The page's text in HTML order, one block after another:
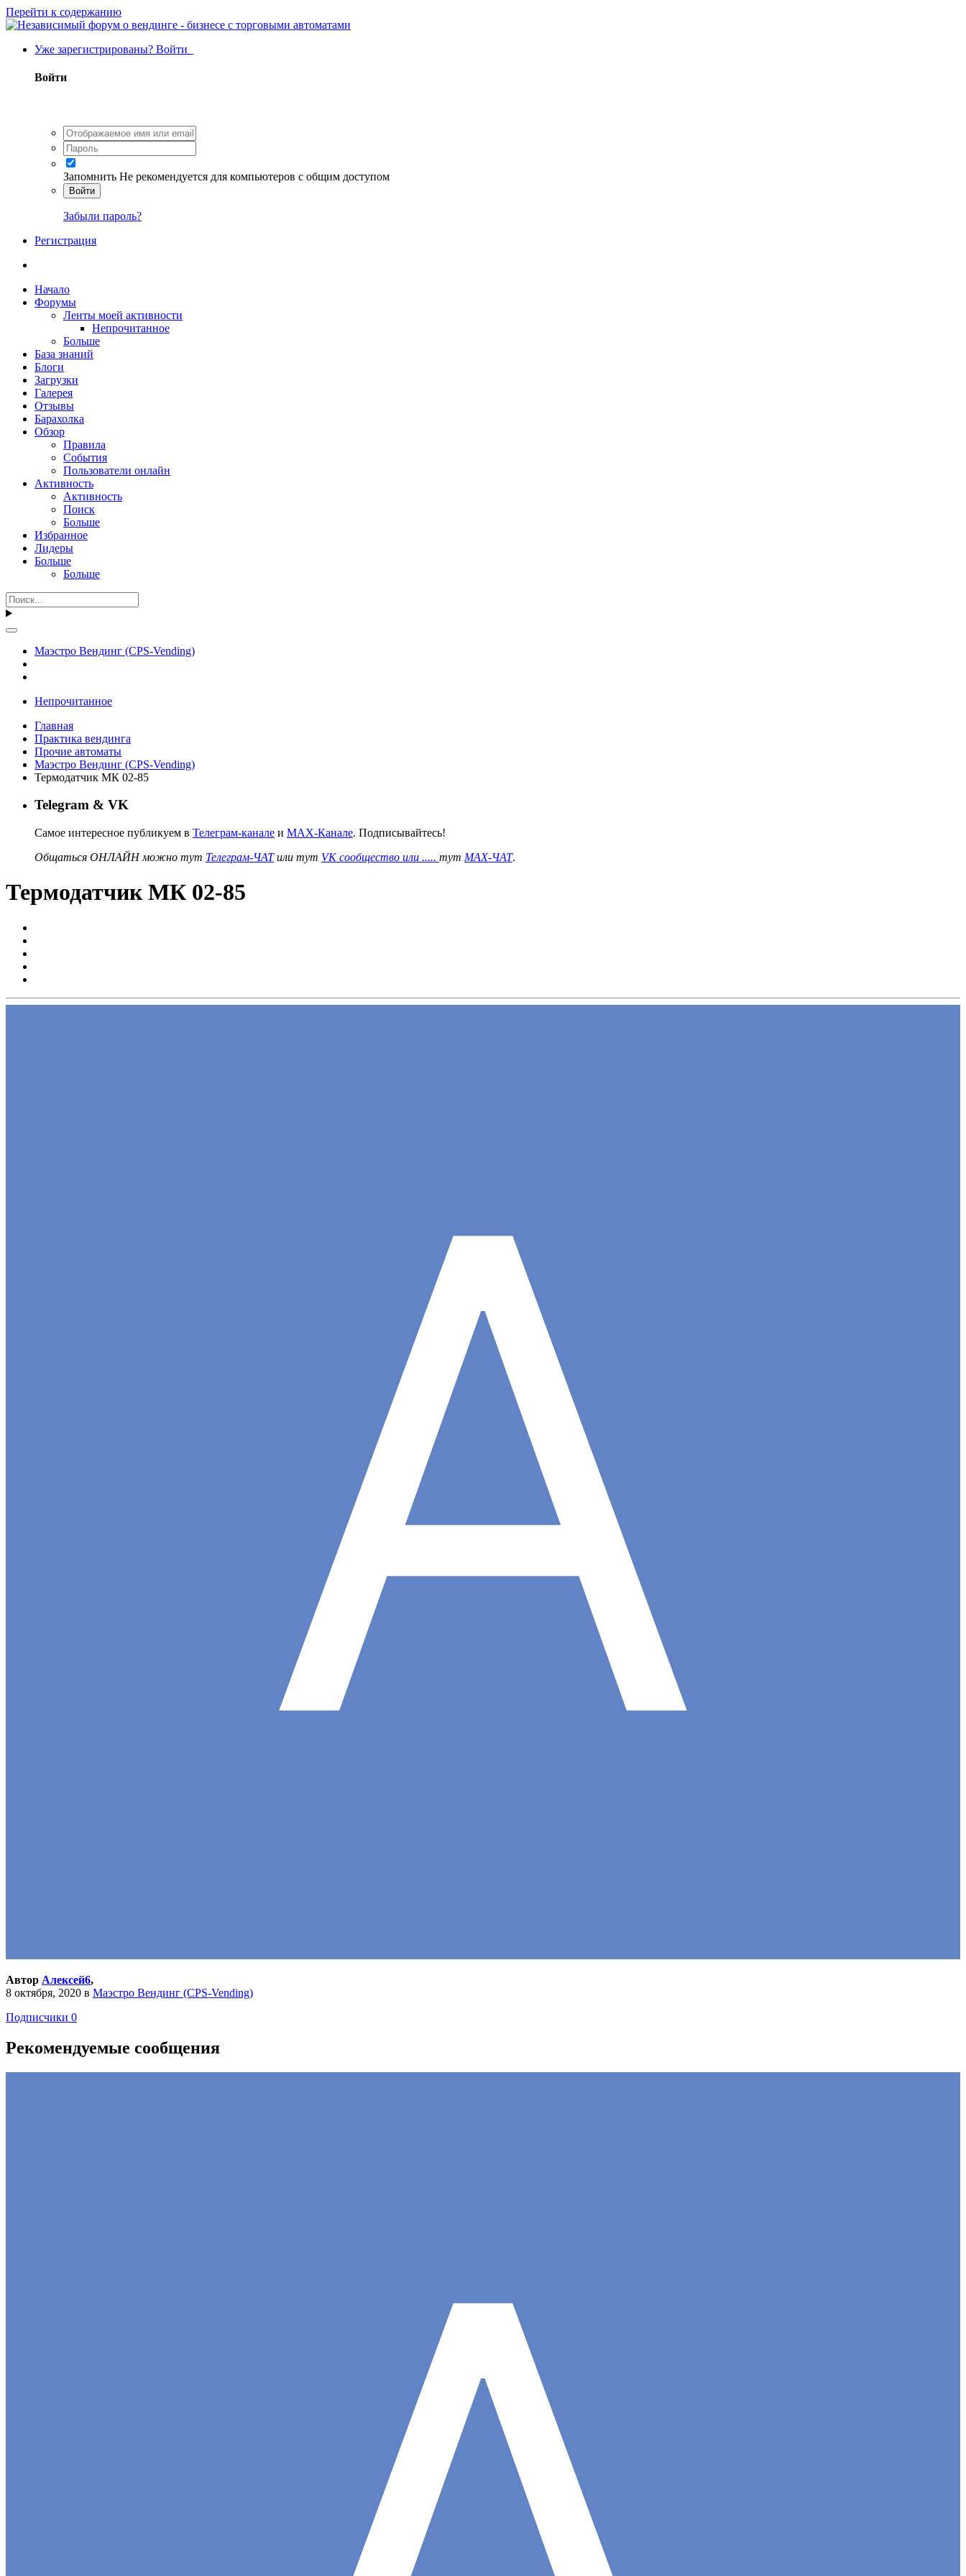
Перейти к содержанию
Уже зарегистрированы? Войти
Войти
Запомнить Не рекомендуется для компьютеров с общим доступом
Войти
Забыли пароль?
Регистрация
Начало
Форумы
Ленты моей активности
Непрочитанное
Больше
База знаний
Блоги
Загрузки
Галерея
Отзывы
Барахолка
Обзор
Правила
События
Пользователи онлайн
Активность
Активность
Поиск
Больше
Избранное
Лидеры
Больше
Больше
Маэстро Вендинг (CPS-Vending)
Непрочитанное
Главная
Практика вендинга
Прочие автоматы
Маэстро Вендинг (CPS-Vending)
Термодатчик МК 02-85
Telegram & VK
Самое интересное публикуем в Телеграм-канале и MAX-Канале. Подписывайтесь!
Общаться ОНЛАЙН можно тут Телеграм-ЧАТили тут VK сообщество или ..... тут MAX-ЧАТ.
Термодатчик МК 02-85
Автор Алексей6,
8 октября, 2020 в Маэстро Вендинг (CPS-Vending)
Подписчики 0
Рекомендуемые сообщения